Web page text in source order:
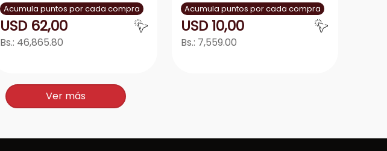
Acumula puntos por cada compra
USD 62,00
Bs.: 46,865.80
Acumula puntos por cada compra
USD 10,00
Bs.: 7,559.00
Ver más